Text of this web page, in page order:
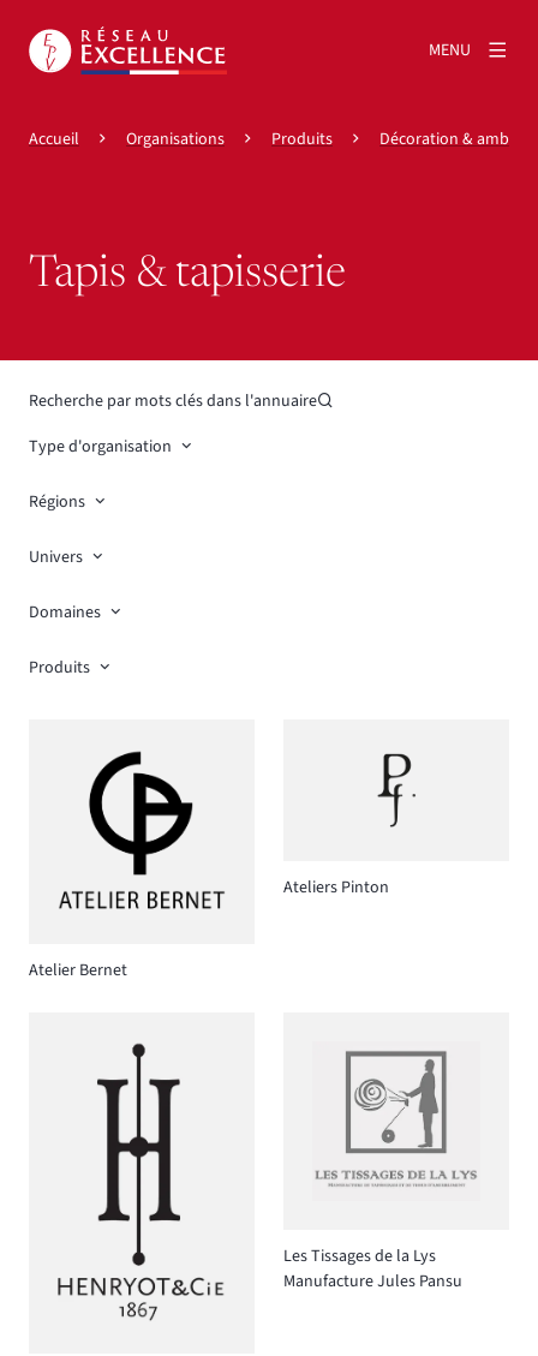
MENU
Accueil Organisations Produits Décoration &
Tapis & tapisserie
Recherche par mots clés dans l'annuaire
Type d'organisation
Régions
Univers
Domaines
Produits
Atelier Bernet
Ateliers Pinton
Les Tissages de la Lys
Manufacture Jules Pansu